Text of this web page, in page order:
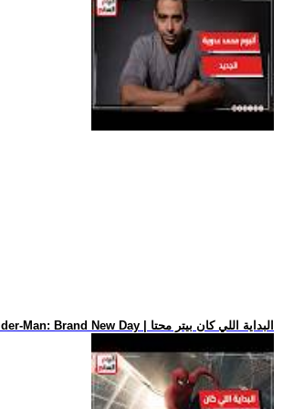
.. فيلم Spider-Man: Brand New Day | البداية اللي كان بيتر محتا